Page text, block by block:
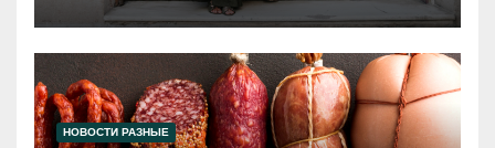
НОВОСТИ РАЗНЫЕ